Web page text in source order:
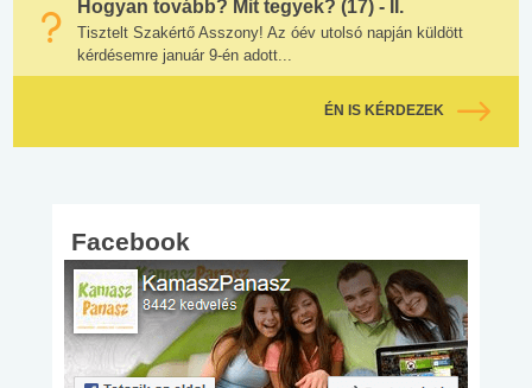
Hogyan tovább? Mit tegyek? (17) - II.
Tisztelt Szakértő Asszony! Az óév utolsó napján küldött
kérdésemre január 9-én adott...
ÉN IS KÉRDEZEK
Facebook